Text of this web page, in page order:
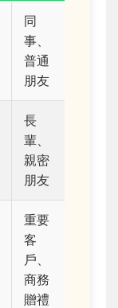
同
事、
普通
朋友
長
輩、
親密
朋友
重要
客
戶、
商務
贈禮